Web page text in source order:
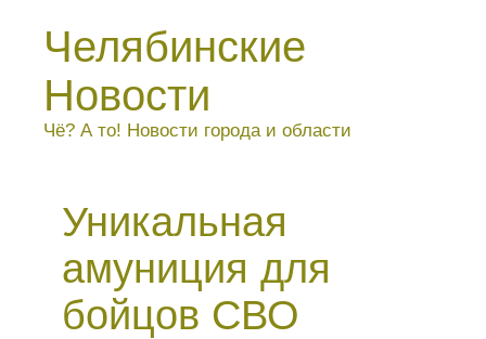
Челябинские
Новости
Чё? А то! Новости города и области
Уникальная
амуниция для
бойцов СВО